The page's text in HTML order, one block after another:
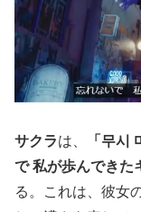
サクラは、
「무시
で 私が歩んできた
る。これは、彼女